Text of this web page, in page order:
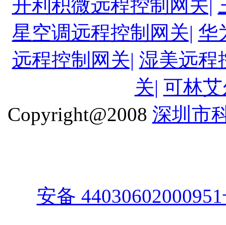
开利积微远程控制网关|
星空调远程控制网关| 华
远程控制网关| 湿美远程
关| 可林
Copyright@2008 深圳市
安备